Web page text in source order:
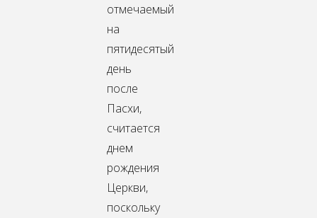
отмечаемый
на
пятидесятый
день
после
Пасхи,
считается
днем
рождения
Церкви,
поскольку